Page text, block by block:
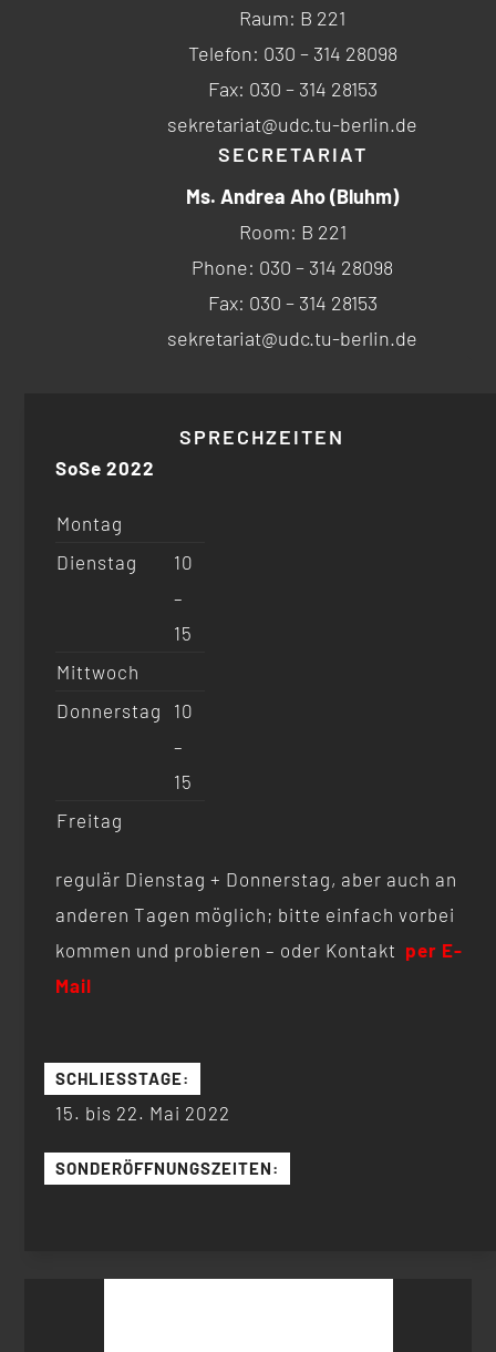
Raum: B 221
Telefon: 030 – 314 28098
Fax: 030 – 314 28153
sekretariat@udc.tu-berlin.de
SECRETARIAT
Ms. Andrea Aho (Bluhm)
Room: B 221
Phone: 030 – 314 28098
Fax: 030 – 314 28153
sekretariat@udc.tu-berlin.de
SPRECHZEITEN
SoSe 2022
Montag
Dienstag
10
–
15
Mittwoch
Donnerstag
10
–
15
Freitag
regulär Dienstag + Donnerstag, aber auch an
anderen Tagen möglich; bitte einfach vorbei
kommen und probieren – oder Kontakt per E-
Mail
SCHLIESSTAGE:
15. bis 22. Mai 2022
SONDERÖFFNUNGSZEITEN: